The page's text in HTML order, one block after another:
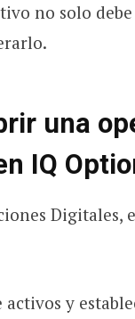
no solo
una
IQ
Digitales,
y